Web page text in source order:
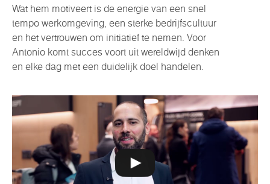
Wat hem motiveert is de energie van een snel
tempo werkomgeving, een sterke bedrijfscultuur
en het vertrouwen om initiatief te nemen. Voor
Antonio komt succes voort uit wereldwijd denken
en elke dag met een duidelijk doel handelen.